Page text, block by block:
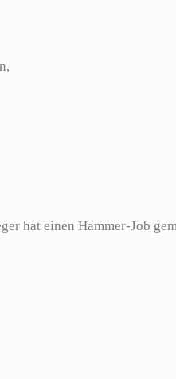
hat einen Hammer-Job